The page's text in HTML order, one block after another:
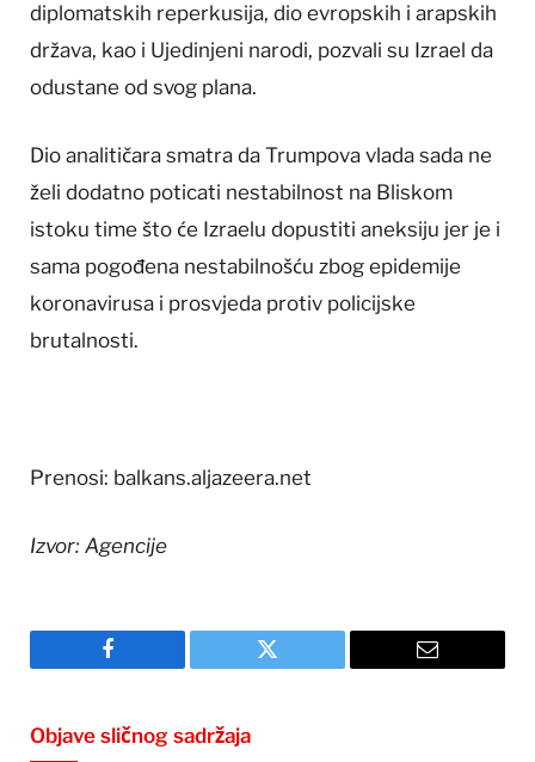
diplomatskih reperkusija, dio evropskih i arapskih
država, kao i Ujedinjeni narodi, pozvali su Izrael da
odustane od svog plana.
Dio analitičara smatra da Trumpova vlada sada ne
želi dodatno poticati nestabilnost na Bliskom
istoku time što će Izraelu dopustiti aneksiju jer je i
sama pogođena nestabilnošću zbog epidemije
koronavirusa i prosvjeda protiv policijske
brutalnosti.
Prenosi: balkans.aljazeera.net
Izvor: Agencije
Facebook Twitter Email
Objave sličnog sadržaja